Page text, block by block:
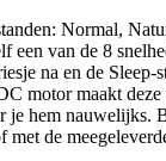
Normal,
een van de 8
na en de Sleep-
motor maakt
je hem nauwelijks.
met de